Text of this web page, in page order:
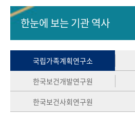
50+1 주년 기념
세계와 함께 한 KIHASA
VR 역사관
한눈에 보는기관 역사
국립가족계획연구소
한국보건개발연구원
한국보건사회연구원